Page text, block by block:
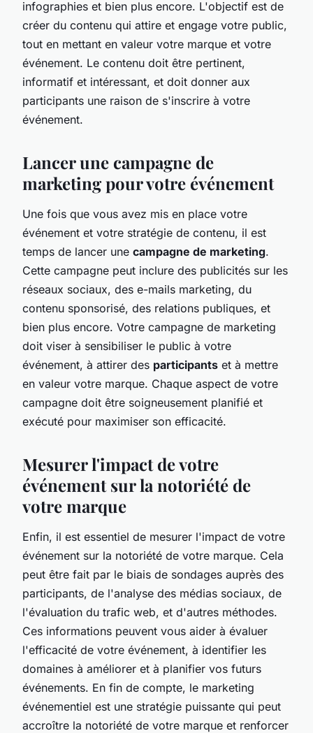
infographies et bien plus encore. L'objectif est de
créer du contenu qui attire et engage votre public,
tout en mettant en valeur votre marque et votre
événement. Le contenu doit être pertinent,
informatif et intéressant, et doit donner aux
participants une raison de s'inscrire à votre
événement.
Lancer une campagne de
marketing pour votre événement
Une fois que vous avez mis en place votre
événement et votre stratégie de contenu, il est
temps de lancer une campagne de marketing.
Cette campagne peut inclure des publicités sur les
réseaux sociaux, des e-mails marketing, du
contenu sponsorisé, des relations publiques, et
bien plus encore. Votre campagne de marketing
doit viser à sensibiliser le public à votre
événement, à attirer des participants et à mettre
en valeur votre marque. Chaque aspect de votre
campagne doit être soigneusement planifié et
exécuté pour maximiser son efficacité.
Mesurer l'impact de votre
événement sur la notoriété de
votre marque
Enfin, il est essentiel de mesurer l'impact de votre
événement sur la notoriété de votre marque. Cela
peut être fait par le biais de sondages auprès des
participants, de l'analyse des médias sociaux, de
l'évaluation du trafic web, et d'autres méthodes.
Ces informations peuvent vous aider à évaluer
l'efficacité de votre événement, à identifier les
domaines à améliorer et à planifier vos futurs
événements. En fin de compte, le marketing
événementiel est une stratégie puissante qui peut
accroître la notoriété de votre marque et renforcer